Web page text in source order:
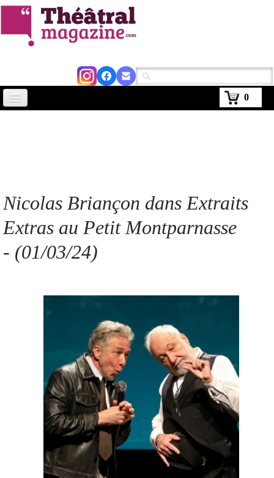
0
Abonnement
Se connecter
Nicolas Briançon dans Extraits
Extras au Petit Montparnasse
- (01/03/24)